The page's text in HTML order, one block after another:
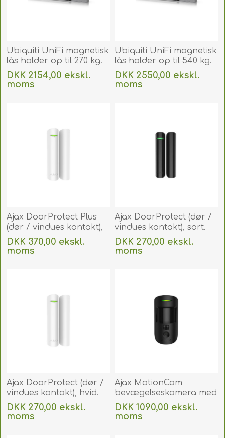
Ubiquiti UniFi magnetisk
lås holder op til 270 kg.
Fejlsikker magnetisk lås
til ind- og udsvingende
DKK 2154,00 ekskl.
moms
Ubiquiti UniFi magnetisk
lås holder op til 540 kg.
Fejlsikker magnetisk lås
til ind- og udsvingende
DKK 2550,00 ekskl.
moms
Ajax DoorProtect Plus
(dør / vindues kontakt),
hvid. AJDPPWHI
DKK 370,00 ekskl.
moms
Ajax DoorProtect (dør /
vindues kontakt), sort.
AJDPBLA
DKK 270,00 ekskl.
moms
Ajax DoorProtect (dør /
vindues kontakt), hvid.
AJDPWHI
DKK 270,00 ekskl.
moms
Ajax MotionCam
bevægelseskamera med
PhOD, sort.
AJMCPHBLA
DKK 1090,00 ekskl.
moms